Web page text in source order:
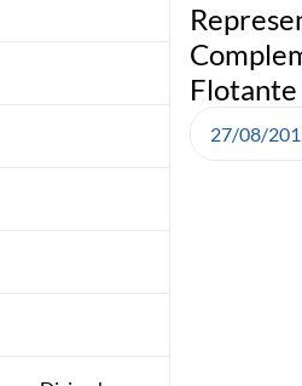
Flotante
27/08/